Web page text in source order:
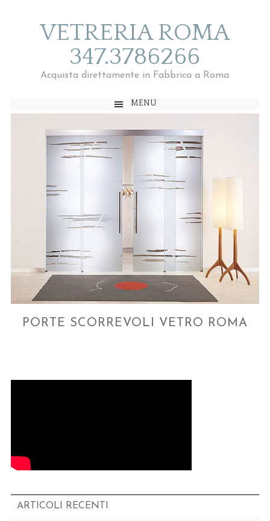
VETRERIA ROMA
347.3786266
Acquista direttamente in Fabbrica a Roma
MENU
PORTE SCORREVOLI VETRO ROMA
ARTICOLI RECENTI